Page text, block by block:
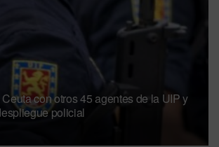
con otros 45 agentes de la UIP y
policial